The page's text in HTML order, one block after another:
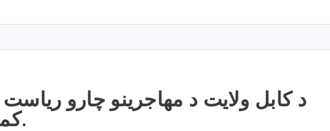
content
د کابل ولایت د مهاجرینو چارو
کمېټې غونډه جوړه شوې.